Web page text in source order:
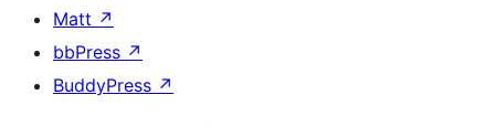
Matt ↗
bbPress ↗
BuddyPress ↗